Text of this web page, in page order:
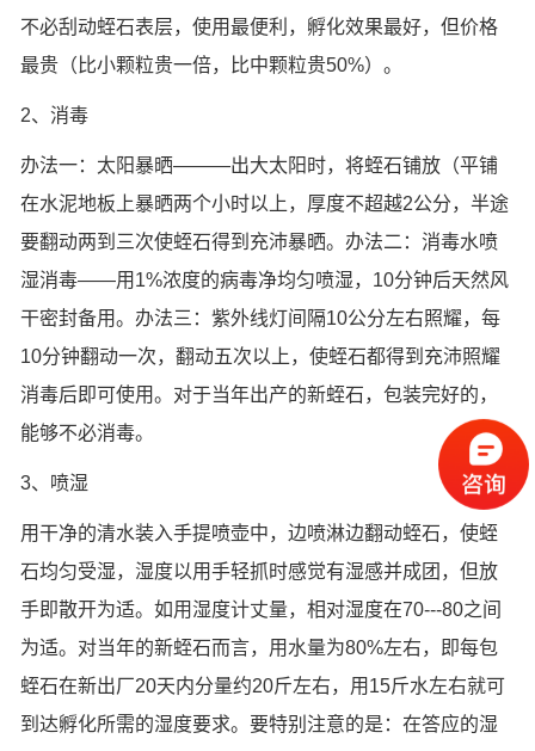
不必刮动蛭石表层，使用最便利，孵化效果最好，但价格
最贵（比小颗粒贵一倍，比中颗粒贵50%）。
2、消毒
办法一：太阳暴晒———出大太阳时，将蛭石铺放（平铺
在水泥地板上暴晒两个小时以上，厚度不超越2公分，半途
要翻动两到三次使蛭石得到充沛暴晒。办法二：消毒水喷
湿消毒——用1%浓度的病毒净均匀喷湿，10分钟后天然风
干密封备用。办法三：紫外线灯间隔10公分左右照耀，每
10分钟翻动一次，翻动五次以上，使蛭石都得到充沛照耀
消毒后即可使用。对于当年出产的新蛭石，包装完好的，
能够不必消毒。
3、喷湿
用干净的清水装入手提喷壶中，边喷淋边翻动蛭石，使蛭
石均匀受湿，湿度以用手轻抓时感觉有湿感并成团，但放
手即散开为适。如用湿度计丈量，相对湿度在70---80之间
为适。对当年的新蛭石而言，用水量为80%左右，即每包
蛭石在新出厂20天内分量约20斤左右，用15斤水左右就可
到达孵化所需的湿度要求。要特别注意的是：在答应的湿